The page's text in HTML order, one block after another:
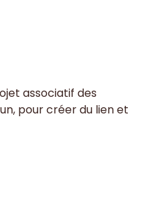
associatif des
pour créer du lien et